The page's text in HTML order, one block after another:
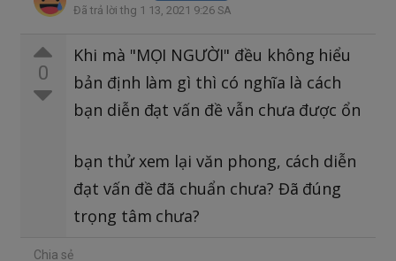
Đã trả lời thg 1 13, 2021 9:26 SA
0
Khi mà "MỌI NGƯỜI" đều không hiểu
bản định làm gì thì có nghĩa là cách
bạn diễn đạt vấn đề vẫn chưa được ổn
bạn thử xem lại văn phong, cách diễn
đạt vấn đề đã chuẩn chưa? Đã đúng
trọng tâm chưa?
Chia sẻ